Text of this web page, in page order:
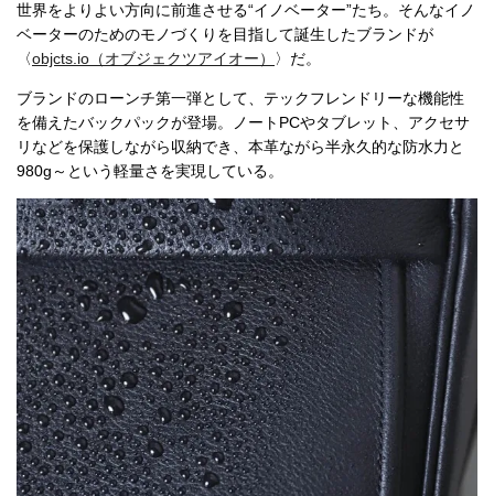
世界をよりよい方向に前進させる“イノベーター”たち。そんなイノ
ベーターのためのモノづくりを目指して誕生したブランドが
〈objcts.io（オブジェクツアイオー） 〉だ。
ブランドのローンチ第一弾として、テックフレンドリーな機能性
を備えたバックパックが登場。ノートPCやタブレット、アクセサ
リなどを保護しながら収納でき、本革ながら半永久的な防水力と
980g～という軽量さを実現している。